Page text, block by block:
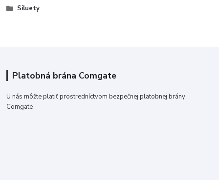
Siluety
Platobná brána Comgate
U nás môžte platiť prostredníctvom bezpečnej platobnej brány
Comgate